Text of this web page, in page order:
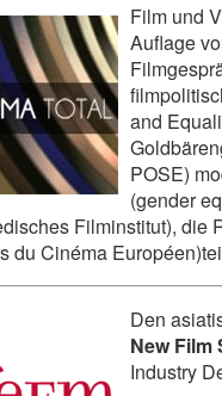
Film und
Auflage
and
POSE)
(gender
Filminstitut), die
du Cinéma
Den
New Film
Industry